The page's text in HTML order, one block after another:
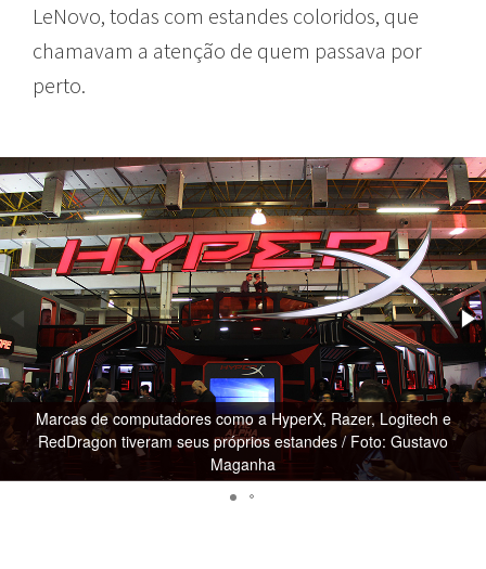
LeNovo, todas com estandes coloridos, que
chamavam a atenção de quem passava por
perto.
Marcas de computadores como a HyperX, Razer, Logitech e
RedDragon tiveram seus próprios estandes / Foto: Gustavo
Maganha